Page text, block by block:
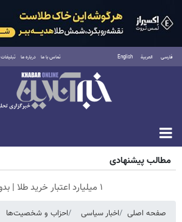
فارسی العربية English تماس با ما درباره ما تبلیغات
جمعه ۱۶ مرداد ۱۴۰۵
مطالب پیشنهادی
۱ میلیارد اعتبار خرید طلا | بدون ضامن و چک
صفحه اصلی اخبار سیاسی احزاب و شخصیت‌ها